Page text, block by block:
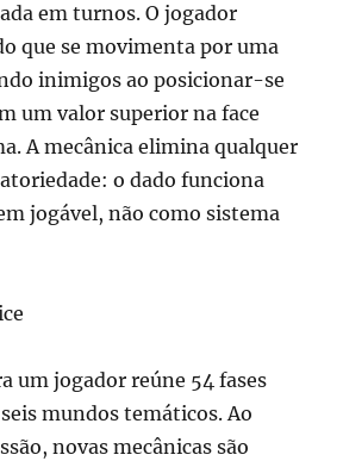
em turnos. O jogador
que se movimenta por uma
inimigos ao posicionar-se
um valor superior na face
A mecânica elimina qualquer
o dado funciona
jogável, não como sistema
um jogador reúne 54 fases
mundos temáticos. Ao
novas mecânicas são